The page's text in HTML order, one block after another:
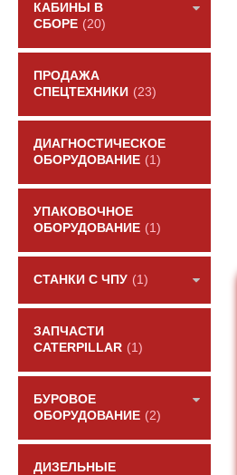
КАБИНЫ В
СБОРЕ (20)
ПРОДАЖА
СПЕЦТЕХНИКИ (23)
ДИАГНОСТИЧЕСКОЕ
ОБОРУДОВАНИЕ (1)
УПАКОВОЧНОЕ
ОБОРУДОВАНИЕ (1)
СТАНКИ С ЧПУ (1)
ЗАПЧАСТИ
CATERPILLAR (1)
БУРОВОЕ
ОБОРУДОВАНИЕ (2)
ДИЗЕЛЬНЫЕ